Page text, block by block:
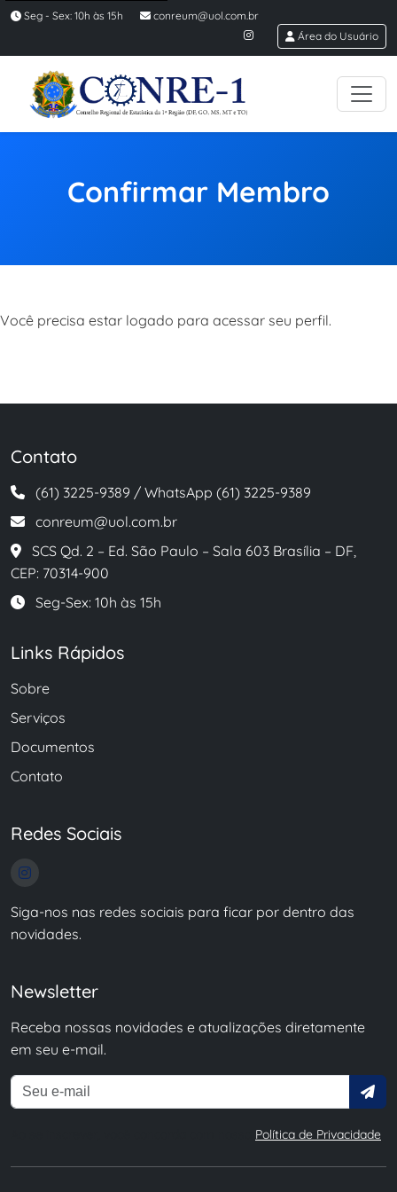
Seg - Sex: 10h às 15h
conreum@uol.com.br
Área do Usuário
Confirmar Membro
Você precisa estar logado para acessar seu perfil.
Contato
(61) 3225-9389 / WhatsApp (61) 3225-9389
conreum@uol.com.br
SCS Qd. 2 – Ed. São Paulo – Sala 603 Brasília – DF,
CEP: 70314-900
Seg-Sex: 10h às 15h
Links Rápidos
Sobre
Serviços
Documentos
Contato
Redes Sociais
Siga-nos nas redes sociais para ficar por dentro das
novidades.
Newsletter
Receba nossas novidades e atualizações diretamente
em seu e-mail.
Política de Privacidade